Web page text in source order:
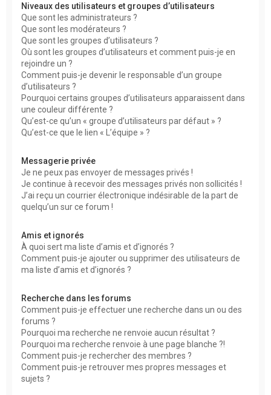
Niveaux des utilisateurs et groupes d’utilisateurs
Que sont les administrateurs ?
Que sont les modérateurs ?
Que sont les groupes d’utilisateurs ?
Où sont les groupes d’utilisateurs et comment puis-je en
rejoindre un ?
Comment puis-je devenir le responsable d’un groupe
d’utilisateurs ?
Pourquoi certains groupes d’utilisateurs apparaissent dans
une couleur différente ?
Qu’est-ce qu’un « groupe d’utilisateurs par défaut » ?
Qu’est-ce que le lien « L’équipe » ?
Messagerie privée
Je ne peux pas envoyer de messages privés !
Je continue à recevoir des messages privés non sollicités !
J’ai reçu un courrier électronique indésirable de la part de
quelqu’un sur ce forum !
Amis et ignorés
À quoi sert ma liste d’amis et d’ignorés ?
Comment puis-je ajouter ou supprimer des utilisateurs de
ma liste d’amis et d’ignorés ?
Recherche dans les forums
Comment puis-je effectuer une recherche dans un ou des
forums ?
Pourquoi ma recherche ne renvoie aucun résultat ?
Pourquoi ma recherche renvoie à une page blanche ?!
Comment puis-je rechercher des membres ?
Comment puis-je retrouver mes propres messages et
sujets ?